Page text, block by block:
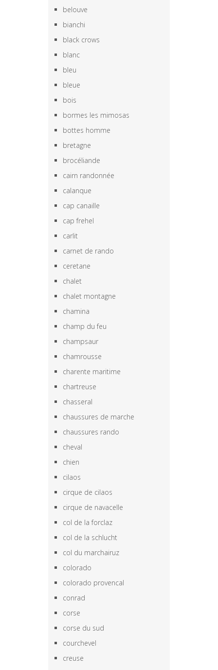
belouve
bianchi
black crows
blanc
bleu
bleue
bois
bormes les mimosas
bottes homme
bretagne
brocéliande
cairn randonnée
calanque
cap canaille
cap frehel
carlit
carnet de rando
ceretane
chalet
chalet montagne
chamina
champ du feu
champsaur
chamrousse
charente maritime
chartreuse
chasseral
chaussures de marche
chaussures rando
cheval
chien
cilaos
cirque de cilaos
cirque de navacelle
col de la forclaz
col de la schlucht
col du marchairuz
colorado
colorado provencal
conrad
corse
corse du sud
courchevel
creuse